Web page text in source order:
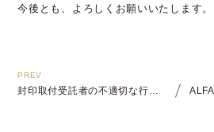
今後とも、よろしくお願いいたします。